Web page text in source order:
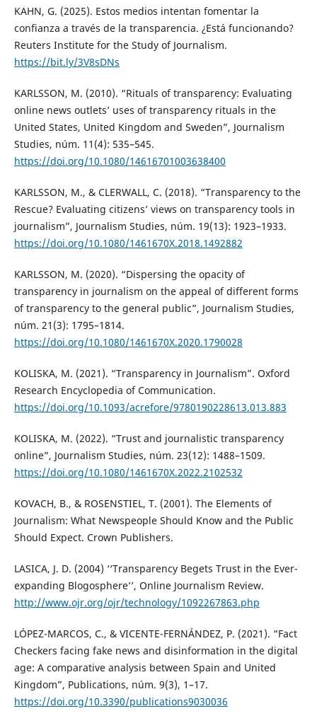
KAHN, G. (2025). Estos medios intentan fomentar la
confianza a través de la transparencia. ¿Está funcionando?
Reuters Institute for the Study of Journalism.
https://bit.ly/3V8sDNs
KARLSSON, M. (2010). “Rituals of transparency: Evaluating
online news outlets’ uses of transparency rituals in the
United States, United Kingdom and Sweden”, Journalism
Studies, núm. 11(4): 535–545.
https://doi.org/10.1080/14616701003638400
KARLSSON, M., & CLERWALL, C. (2018). “Transparency to the
Rescue? Evaluating citizens’ views on transparency tools in
journalism”, Journalism Studies, núm. 19(13): 1923–1933.
https://doi.org/10.1080/1461670X.2018.1492882
KARLSSON, M. (2020). “Dispersing the opacity of
transparency in journalism on the appeal of different forms
of transparency to the general public”, Journalism Studies,
núm. 21(3): 1795–1814.
https://doi.org/10.1080/1461670X.2020.1790028
KOLISKA, M. (2021). “Transparency in Journalism”. Oxford
Research Encyclopedia of Communication.
https://doi.org/10.1093/acrefore/9780190228613.013.883
KOLISKA, M. (2022). “Trust and journalistic transparency
online”, Journalism Studies, núm. 23(12): 1488–1509.
https://doi.org/10.1080/1461670X.2022.2102532
KOVACH, B., & ROSENSTIEL, T. (2001). The Elements of
Journalism: What Newspeople Should Know and the Public
Should Expect. Crown Publishers.
LASICA, J. D. (2004) ‘‘Transparency Begets Trust in the Ever-
expanding Blogosphere’’, Online Journalism Review.
http://www.ojr.org/ojr/technology/1092267863.php
LÓPEZ-MARCOS, C., & VICENTE-FERNÁNDEZ, P. (2021). “Fact
Checkers facing fake news and disinformation in the digital
age: A comparative analysis between Spain and United
Kingdom”, Publications, núm. 9(3), 1–17.
https://doi.org/10.3390/publications9030036